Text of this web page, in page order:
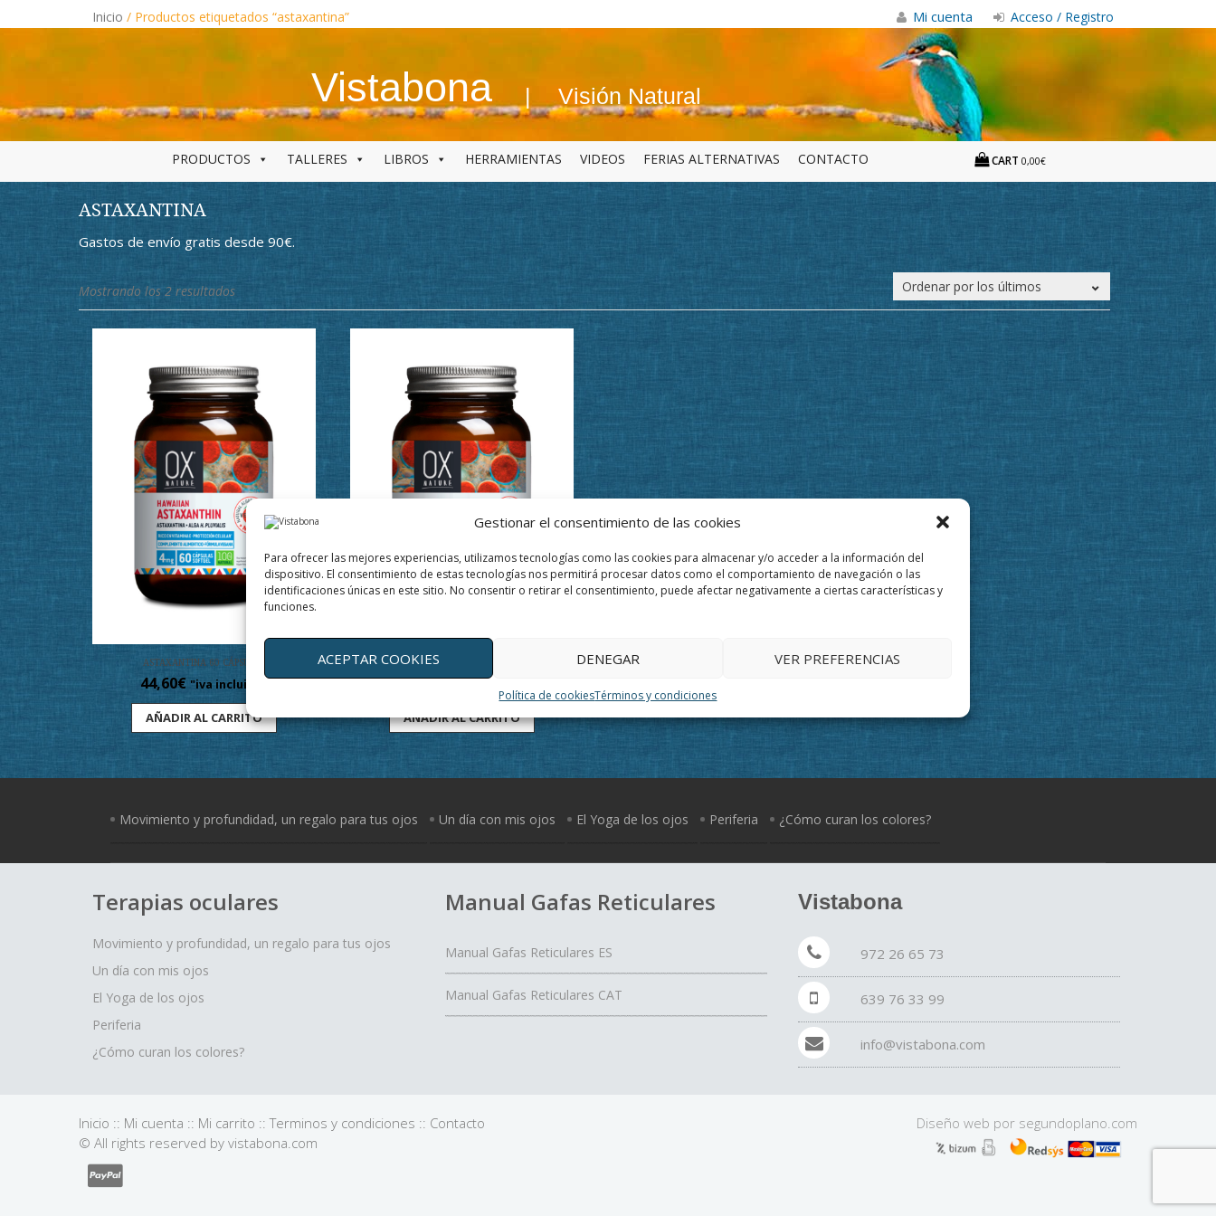
Gestionar el consentimiento de las cookies
Para ofrecer las mejores experiencias, utilizamos tecnologías como las cookies para almacenar y/o acceder a la información del
dispositivo. El consentimiento de estas tecnologías nos permitirá procesar datos como el comportamiento de navegación o las
identificaciones únicas en este sitio. No consentir o retirar el consentimiento, puede afectar negativamente a ciertas características y
funciones.
ACEPTAR COOKIES DENEGAR VER PREFERENCIAS
Política de cookiesTérminos y condiciones
Inicio / Productos etiquetados “astaxantina” Mi cuenta Acceso / Registro
Vistabona Visión Natural
PRODUCTOS TALLERES LIBROS HERRAMIENTAS VIDEOS FERIAS ALTERNATIVAS CONTACTO CART 0,00€
ASTAXANTINA
Gastos de envío gratis desde 90€.
Mostrando los 2 resultadosOrdenado
por
los
ASTAXANTINA 60 CÁPSULAS
44,60€ "iva incluido"
AÑADIR AL CARRITO
ASTAXANTINA 30 CÁPSULAS
26,00€ "iva incluido"
AÑADIR AL CARRITO
Movimiento y profundidad, un regalo para tus ojos Un día con mis ojos El Yoga de los ojos Periferia ¿Cómo curan los colores?
Terapias oculares
Movimiento y profundidad, un regalo para tus ojos
Un día con mis ojos
El Yoga de los ojos
Periferia
¿Cómo curan los colores?
Manual Gafas Reticulares
Manual Gafas Reticulares ES
Manual Gafas Reticulares CAT
Vistabona
972 26 65 73
639 76 33 99
info@vistabona.com
Inicio :: Mi cuenta :: Mi carrito ::Terminos y condiciones :: Contacto
© All rights reserved by vistabona.com
Diseño web por segundoplano.com